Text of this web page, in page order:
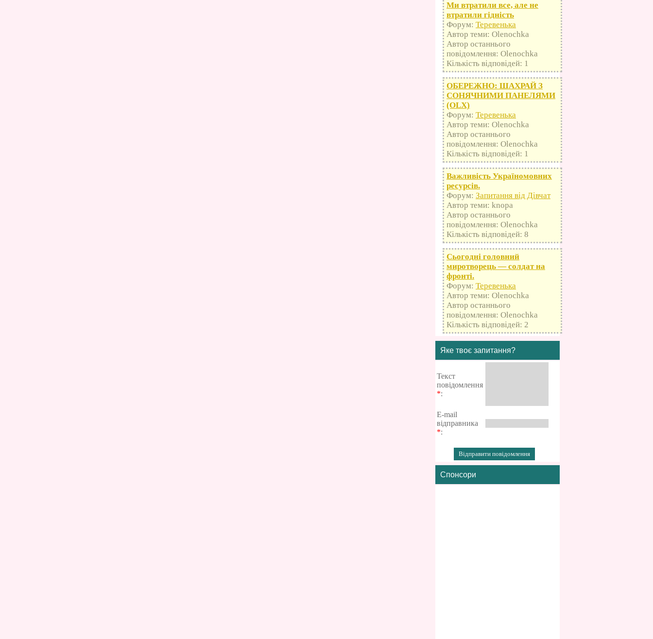
Ми втратили все, але не
втратили гідність
Форум: Теревенька
Автор теми: Olenochka
Автор останнього
повідомлення: Olenochka
Кількість відповідей: 1
ОБЕРЕЖНО: ШАХРАЙ З
СОНЯЧНИМИ ПАНЕЛЯМИ
(OLX)
Форум: Теревенька
Автор теми: Olenochka
Автор останнього
повідомлення: Olenochka
Кількість відповідей: 1
Важливість Україномовних
ресурсів.
Форум: Запитання від Дівчат
Автор теми: knopa
Автор останнього
повідомлення: Olenochka
Кількість відповідей: 8
Сьогодні головний
миротворець — солдат на
фронті.
Форум: Теревенька
Автор теми: Olenochka
Автор останнього
повідомлення: Olenochka
Кількість відповідей: 2
Яке твоє запитання?
Текст
повідомлення
*:
E-mail
відправника
*:
Спонсори